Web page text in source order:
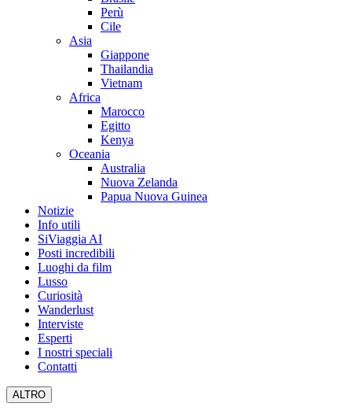
Perù
Cile
Asia
Giappone
Thailandia
Vietnam
Africa
Marocco
Egitto
Kenya
Oceania
Australia
Nuova Zelanda
Papua Nuova Guinea
Notizie
Info utili
SiViaggia AI
Posti incredibili
Luoghi da film
Lusso
Curiosità
Wanderlust
Interviste
Esperti
I nostri speciali
Contatti
ALTRO